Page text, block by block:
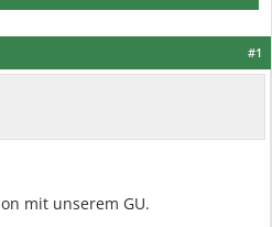
#1
mit unserem GU.